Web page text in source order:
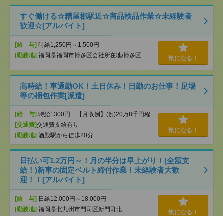
すぐ働ける☆糟屋郡駅近☆商品検品作業☆未経験者
歓迎☆[アルバイト]
[給 与] 時給1,250円～1,500円
[勤務地] 福岡県福岡市博多区会社所在地/博多区 気になる！
高時給！車通勤OK！土日休み！日勤のお仕事！足場
等の梱包作業[派遣]
[給 与] 時給1300円 【月収例】(例)20万8千円程
[交通費]交通費支給有り
[勤務地] 酒殿駅から徒歩20分
気になる！
日払い可1.2万円～！月の半分は早上がり！(全額支
給！)新車の固定ベルト締付作業！未経験者大歓
迎！！[アルバイト]
[給 与] 日給12,000円～18,000円
[勤務地] 福岡県北九州市門司区新門司北 気になる！